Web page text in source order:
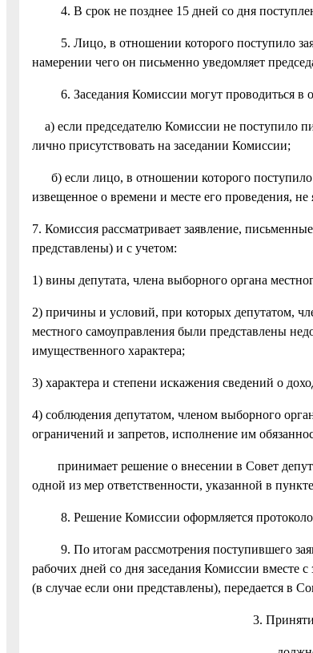
4. В срок не позднее 15 дней со дня
5. Лицо, в отношении которого поступило
намерении чего он письменно уведомляет
6. Заседания Комиссии могут проводиться в
а) если председателю Комиссии не поступило
лично присутствовать на заседании Комиссии;
б) если лицо, в отношении которого поступило
извещенное о времени и месте его проведения, не
7. Комиссия рассматривает заявление,
представлены) и с учетом:
1) вины депутата, члена выборного органа
2) причины и условий, при которых депутатом,
местного самоуправления были представлены
имущественного характера;
3) характера и степени искажения сведений о
4) соблюдения депутатом, членом выборного
ограничений и запретов, исполнение им
принимает решение о внесении в Совет
одной из мер ответственности, указанной в
8. Решение Комиссии оформляется
9. По итогам рассмотрения поступившего
рабочих дней со дня заседания Комиссии
(в случае если они представлены), передается в
3.